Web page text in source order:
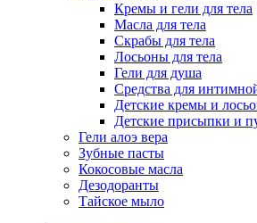
Кремы и гели для тела
Масла для тела
Скрабы для тела
Лосьоны для тела
Гели для душа
Средства для
Детские кремы и
Детские присыпки и
Гели алоэ вера
Зубные пасты
Кокосовые масла
Дезодоранты
Тайское мыло